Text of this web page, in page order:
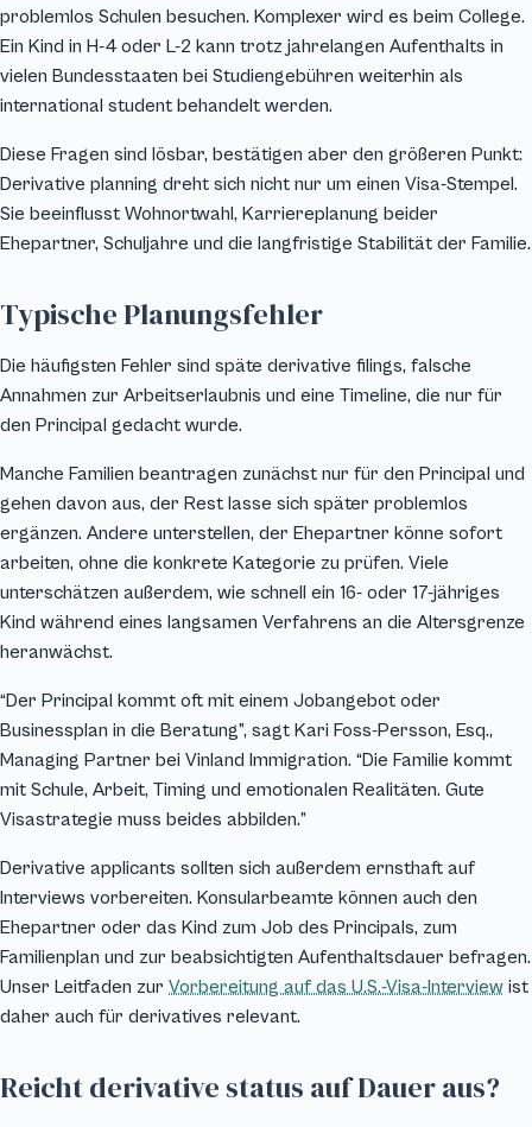
problemlos Schulen besuchen. Komplexer wird es beim College.
Ein Kind in H-4 oder L-2 kann trotz jahrelangen Aufenthalts in
vielen Bundesstaaten bei Studiengebühren weiterhin als
international student behandelt werden.
Diese Fragen sind lösbar, bestätigen aber den größeren Punkt:
Derivative planning dreht sich nicht nur um einen Visa-Stempel.
Sie beeinflusst Wohnortwahl, Karriereplanung beider
Ehepartner, Schuljahre und die langfristige Stabilität der Familie.
Typische Planungsfehler
Die häufigsten Fehler sind späte derivative filings, falsche
Annahmen zur Arbeitserlaubnis und eine Timeline, die nur für
den Principal gedacht wurde.
Manche Familien beantragen zunächst nur für den Principal und
gehen davon aus, der Rest lasse sich später problemlos
ergänzen. Andere unterstellen, der Ehepartner könne sofort
arbeiten, ohne die konkrete Kategorie zu prüfen. Viele
unterschätzen außerdem, wie schnell ein 16- oder 17-jähriges
Kind während eines langsamen Verfahrens an die Altersgrenze
heranwächst.
“Der Principal kommt oft mit einem Jobangebot oder
Businessplan in die Beratung”, sagt Kari Foss-Persson, Esq.,
Managing Partner bei Vinland Immigration. “Die Familie kommt
mit Schule, Arbeit, Timing und emotionalen Realitäten. Gute
Visastrategie muss beides abbilden.”
Derivative applicants sollten sich außerdem ernsthaft auf
Interviews vorbereiten. Konsularbeamte können auch den
Ehepartner oder das Kind zum Job des Principals, zum
Familienplan und zur beabsichtigten Aufenthaltsdauer befragen.
Unser Leitfaden zur Vorbereitung auf das U.S.-Visa-Interview ist
daher auch für derivatives relevant.
Reicht derivative status auf Dauer aus?